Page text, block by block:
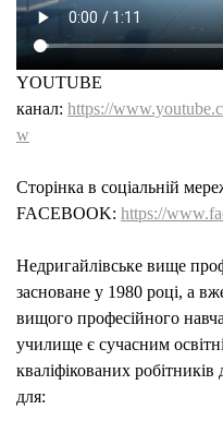
YOUTUBE
канал: https://
w
Сторінка в соціальній
FACEBOOK: https://
Недригайлівське вище
засноване у 1980 році, а
вищого професійного
училище є сучасним
кваліфікованих
для: